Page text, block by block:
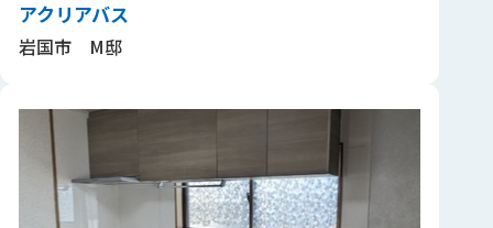
アクリアバス
岩国市 M邸